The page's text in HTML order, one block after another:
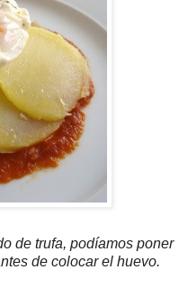
de trufa, podíamos poner
de colocar el huevo.